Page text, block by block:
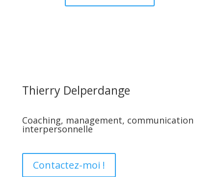
Thierry Delperdange
Coaching, management, communication
interpersonnelle
Contactez-moi !